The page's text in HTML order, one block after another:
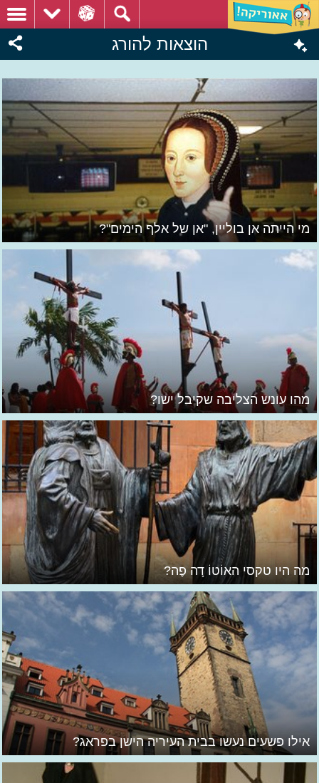
הוצאות להורג
מי הייתה אן בוליין, "אן של אלף הימים"?
מהו עונש הצליבה שקיבל ישו?
מה היו טקסי האוֹטוֹ דָה פֶה?
אילו פשעים נעשו בבית העיריה הישן בפראג?